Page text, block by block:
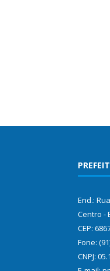
End.:
Centro -
CEP:
Fone:
CNPJ: